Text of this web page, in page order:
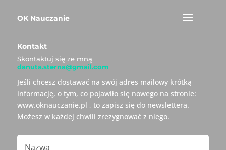
OK Nauczanie
Kontakt
Skontaktuj się ze mną
danuta.sterna@gmail.com
Jeśli chcesz dostawać na swój adres mailowy krótką
informację, o tym, co pojawiło się nowego na stronie:
www.oknauczanie.pl , to zapisz się do newslettera.
Możesz w każdej chwili zrezygnować z niego.